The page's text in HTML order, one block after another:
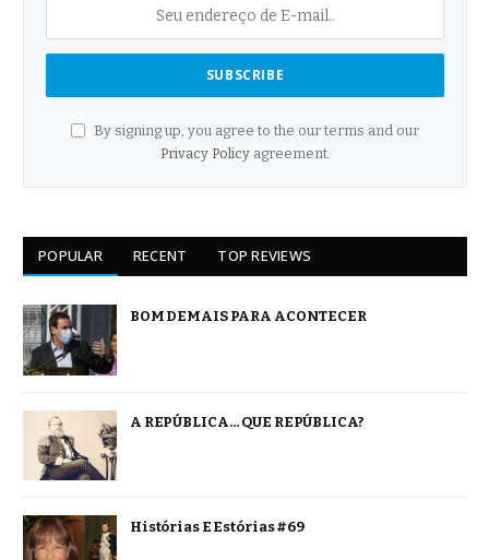
By signing up, you agree to the our terms and our
Privacy Policyagreement.
POPULAR RECENT TOP REVIEWS
BOM DEMAIS PARA ACONTECER
A REPÚBLICA… QUE REPÚBLICA?
Histórias E Estórias #69